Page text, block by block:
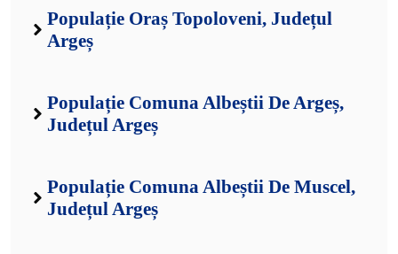
Populație Oraș Topoloveni, Județul
Argeș
Populație Comuna Albeștii De Argeș,
Județul Argeș
Populație Comuna Albeștii De Muscel,
Județul Argeș